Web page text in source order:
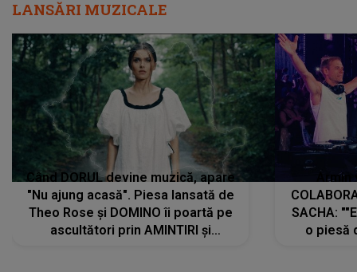
LANSĂRI MUZICALE
Când DORUL devine muzică, apare
"Nu ajung acasă". Piesa lansată de
Theo Rose și DOMINO îi poartă pe
ascultători prin AMINTIRI și
SACHA:
o piesă